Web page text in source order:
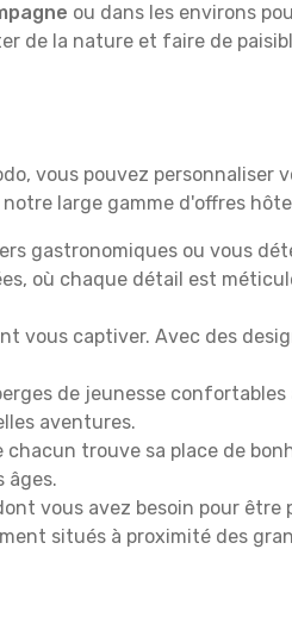
ou dans les environs
de la nature et faire de
vous pouvez personnaliser
large gamme d'offres
gastronomiques ou vous
où chaque détail est
vous captiver. Avec des
de jeunesse confortables
aventures.
trouve sa place de
âges.
vous avez besoin pour
situés à proximité des